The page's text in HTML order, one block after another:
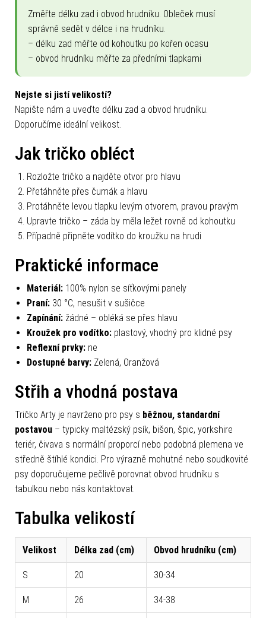
Změřte délku zad i obvod hrudníku. Obleček musí
správně sedět v délce i na hrudníku.
– délku zad měřte od kohoutku po kořen ocasu
– obvod hrudníku měřte za předními tlapkami
Nejste si jistí velikostí?
Napište nám a uveďte délku zad a obvod hrudníku.
Doporučíme ideální velikost.
Jak tričko obléct
Rozložte tričko a najděte otvor pro hlavu
Přetáhněte přes čumák a hlavu
Protáhněte levou tlapku levým otvorem, pravou pravým
Upravte tričko – záda by měla ležet rovně od kohoutku
Případně připněte vodítko do kroužku na hrudi
Praktické informace
Materiál: 100% nylon se síťkovými panely
Praní: 30 °C, nesušit v sušičce
Zapínání: žádné – obléká se přes hlavu
Kroužek pro vodítko: plastový, vhodný pro klidné psy
Reflexní prvky: ne
Dostupné barvy: Zelená, Oranžová
Střih a vhodná postava
Tričko Arty je navrženo pro psy s běžnou, standardní
postavou – typicky maltézský psík, bišon, špic, yorkshire
teriér, čivava s normální proporcí nebo podobná plemena ve
středně štíhlé kondici. Pro výrazně mohutné nebo soudkovité
psy doporučujeme pečlivě porovnat obvod hrudníku s
tabulkou nebo nás kontaktovat.
Tabulka velikostí
Velikost Délka zad (cm) Obvod hrudníku (cm)
S 20 30-34
M 26 34-38